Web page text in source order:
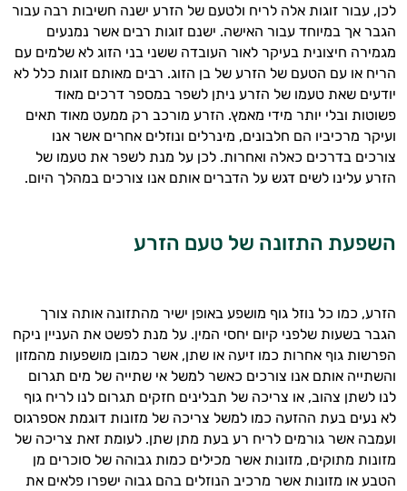
לכן, עבור זוגות אלה לריח ולטעם של הזרע ישנה חשיבות רבה עבור
הגבר אך במיוחד עבור האישה. ישנם זוגות רבים אשר נמנעים
מגמירה חיצונית בעיקר לאור העובדה ששני בני הזוג לא שלמים עם
הריח או עם הטעם של הזרע של בן הזוג. רבים מאותם זוגות כלל לא
יודעים שאת טעמו של הזרע ניתן לשפר במספר דרכים מאוד
פשוטות ובלי יותר מידי מאמץ. הזרע מורכב רק ממעט מאוד תאים
ועיקר מרכיביו הם חלבונים, מינרלים ונוזלים אחרים אשר אנו
צורכים בדרכים כאלה ואחרות. לכן על מנת לשפר את טעמו של
הזרע עלינו לשים דגש על הדברים אותם אנו צורכים במהלך היום.
השפעת התזונה של טעם הזרע
הזרע, כמו כל נוזל גוף מושפע באופן ישיר מהתזונה אותה צורך
הגבר בשעות שלפני קיום יחסי המין. על מנת לפשט את העניין ניקח
הפרשות גוף אחרות כמו זיעה או שתן, אשר כמובן מושפעות מהמזון
והשתייה אותם אנו צורכים כאשר למשל אי שתייה של מים תגרום
לנו לשתן צהוב, או צריכה של תבלינים חזקים תגרום לנו לריח גוף
לא נעים בעת ההזעה כמו למשל צריכה של מזונות דוגמת אספרגוס
ועמבה אשר גורמים לריח רע בעת מתן שתן. לעומת זאת צריכה של
מזונות מתוקים, מזונות אשר מכילים כמות גבוהה של סוכרים מן
הטבע או מזונות אשר מרכיב הנוזלים בהם גבוה ישפרו פלאים את
אני כאן כדי לעזור לך להתאים את תוספי
התזונה ומוצרי הבריאות המדויקים למטרות
ולמצב הגופני שלך, ולהסביר לך אילו רכיבים
עובדים יחד כדי למקסם תוצאות גם בחיי היום
יום וגם בתחום הכושר והספורט.
המטרה שלי היא להתאים עבורך המלצות
אישיות מבוססות מדעית.